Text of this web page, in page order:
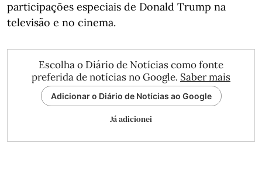
participações especiais de Donald Trump na
televisão e no cinema.
Escolha o Diário de Notícias como fonte
preferida de notícias no Google. Saber mais
Adicionar o Diário de Notícias ao Google
Já adicionei